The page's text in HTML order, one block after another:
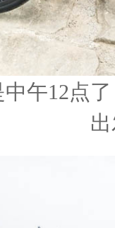
午12点